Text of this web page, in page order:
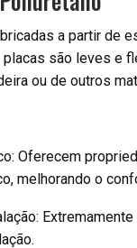
a partir de
são leves e
ou de outros
Oferecem
melhorando o